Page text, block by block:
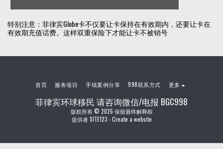
特别注意：菲律宾Globe卡不仅要让卡保持在有效期内，还要让卡在
有效期充值话费。这样双重保险下才能让卡不被销号
菲律宾环球移民 请咨询微信/电报 BGC998
版权所有 © 2026 保留最终解释权
提供者SITE123 -Create a website
首页 服务项目 手续案例分享 998联系方式 更多